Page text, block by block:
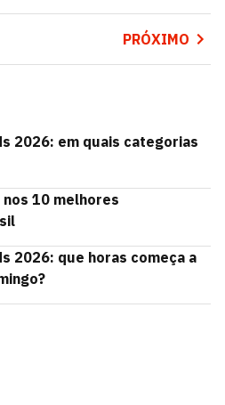
PRÓXIMO
2026: em quais categorias
10 melhores
2026: que horas começa a